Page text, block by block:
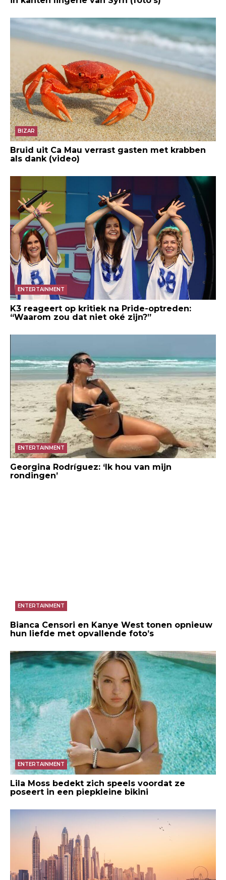
BIZAR
Bruid uit Ca Mau verrast gasten met krabben
als dank (video)
ENTERTAINMENT
K3 reageert op kritiek na Pride-optreden:
“Waarom zou dat niet oké zijn?”
ENTERTAINMENT
Georgina Rodríguez: ‘Ik hou van mijn
rondingen’
ENTERTAINMENT
Bianca Censori en Kanye West tonen opnieuw
hun liefde met opvallende foto’s
ENTERTAINMENT
Lila Moss bedekt zich speels voordat ze
poseert in een piepkleine bikini